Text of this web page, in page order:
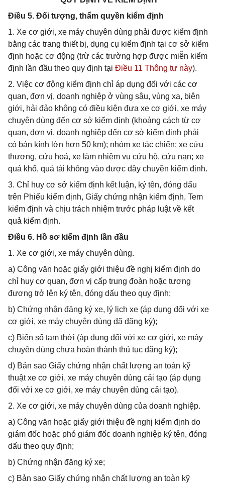
Điều 5. Đối tượng, thẩm quyền kiểm định
1. Xe cơ giới, xe máy chuyên dùng phải được kiểm định
bằng các trang thiết bị, dụng cụ kiểm định tại cơ sở kiểm
định hoặc cơ động (trừ các trường hợp được miễn kiểm
định lần đầu theo quy định tại Điều 11 Thông tư này).
2. Việc cơ động kiểm định chỉ áp dụng đối với các cơ
quan, đơn vị, doanh nghiệp ở vùng sâu, vùng xa, biên
giới, hải đảo không có điều kiện đưa xe cơ giới, xe máy
chuyên dùng đến cơ sở kiểm định (khoảng cách từ cơ
quan, đơn vị, doanh nghiệp đến cơ sở kiểm định phải
có bán kính lớn hơn 50 km); nhóm xe tác chiến; xe cứu
thương, cứu hoả, xe làm nhiệm vụ cứu hộ, cứu nạn; xe
quá khổ, quá tải không vào được dây chuyền kiểm định.
3. Chỉ huy cơ sở kiểm định kết luận, ký tên, đóng dấu
trên Phiếu kiểm định, Giấy chứng nhận kiểm định, Tem
kiểm định và chịu trách nhiệm trước pháp luật về kết
quả kiểm định.
Điều 6. Hồ sơ kiểm định lần đầu
1. Xe cơ giới, xe máy chuyên dùng.
a) Công văn hoặc giấy giới thiệu đề nghị kiểm định do
chỉ huy cơ quan, đơn vị cấp trung đoàn hoặc tương
đương trở lên ký tên, đóng dấu theo quy định;
b) Chứng nhận đăng ký xe, lý lịch xe (áp dụng đối với xe
cơ giới, xe máy chuyên dùng đã đăng ký);
c) Biển số tạm thời (áp dụng đối với xe cơ giới, xe máy
chuyên dùng chưa hoàn thành thủ tục đăng ký);
d) Bản sao Giấy chứng nhận chất lượng an toàn kỹ
thuật xe cơ giới, xe máy chuyên dùng cải tạo (áp dụng
đối với xe cơ giới, xe máy chuyên dùng cải tạo).
2. Xe cơ giới, xe máy chuyên dùng của doanh nghiệp.
a) Công văn hoặc giấy giới thiệu đề nghị kiểm định do
giám đốc hoặc phó giám đốc doanh nghiệp ký tên, đóng
dấu theo quy định;
b) Chứng nhận đăng ký xe;
c) Bản sao Giấy chứng nhận chất lượng an toàn kỹ